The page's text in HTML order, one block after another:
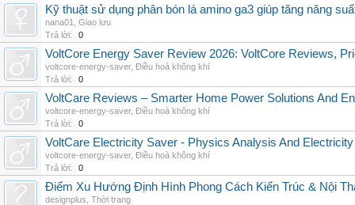
Kỹ thuật sử dụng phân bón lá amino ga3 giúp tăng năng
nana01
Giao lưu
Trả lời:
0
VoltCore Energy Saver Review 2026: VoltCore Reviews,
voltcore-energy-saver, Điều hoà không khí
Trả lời:
0
VoltCare Reviews – Smarter Home Power Solutions And
voltcore-energy-saver, Điều hoà không khí
Trả lời:
0
VoltCare Electricity Saver - Physics Analysis And
voltcore-energy-saver, Điều hoà không khí
Trả lời:
0
Điểm Xu Hướng Định Hình Phong Cách Kiến Trúc & Nội
designplus Thời trang